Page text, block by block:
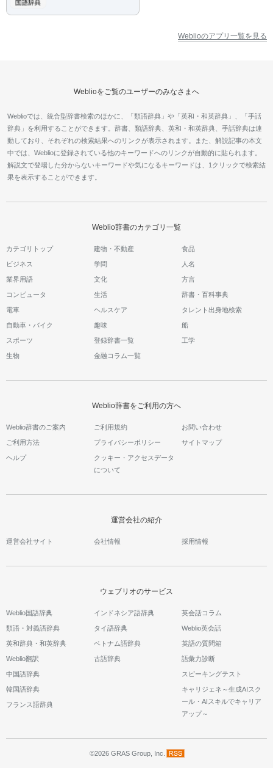
Weblioのアプリ一覧を見る
Weblioをご覧のユーザーのみなさまへ
Weblioでは、統合型辞書検索のほかに、「類語辞典」や「英和・和英辞典」、「手話
辞典」を利用することができます。辞書、類語辞典、英和・和英辞典、手話辞典は連
動しており、それぞれの検索結果へのリンクが表示されます。また、解説記事の本文
中では、Weblioに登録されている他のキーワードへのリンクが自動的に貼られます。
解説文で登場した分からないキーワードや気になるキーワードは、1クリックで検索結
果を表示することができます。
Weblio辞書のカテゴリ一覧
カテゴリトップ 建物・不動産 食品
ビジネス 学問 人名
業界用語 文化 方言
コンピュータ 生活 辞書・百科事典
電車 ヘルスケア タレント出身地検索
自動車・バイク 趣味 船
スポーツ 登録辞書一覧 工学
生物 金融コラム一覧
Weblio辞書をご利用の方へ
Weblio辞書のご案内 ご利用規約 お問い合わせ
ご利用方法 プライバシーポリシー サイトマップ
ヘルプ
クッキー・アクセスデータ
について
運営会社の紹介
運営会社サイト 会社情報 採用情報
ウェブリオのサービス
Weblio国語辞典
類語・対義語辞典
英和辞典・和英辞典
Weblio翻訳
中国語辞典
韓国語辞典
フランス語辞典
インドネシア語辞典
タイ語辞典
ベトナム語辞典
古語辞典
英会話コラム
Weblio英会話
英語の質問箱
語彙力診断
スピーキングテスト
キャリジェネ～生成AIスク
ール・AIスキルでキャリア
アップ～
©2026 GRAS Group, Inc.